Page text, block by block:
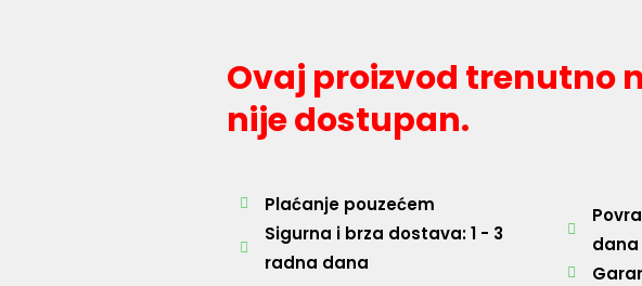
Ovaj proizvod trenutno
nije dostupan.
Plaćanje pouzećem
Sigurna i brza dostava: 1 - 3
radna dana
dana